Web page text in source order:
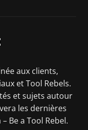
aux clients,
et Tool Rebels.
et sujets autour
les dernières
Be a Tool Rebel.